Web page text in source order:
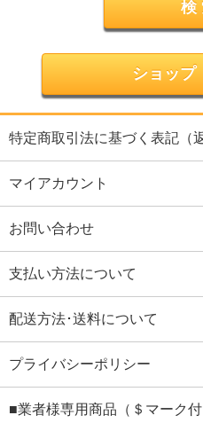
ショップ
特定商取引法に基づく表記（
マイアカウント
お問い合わせ
支払い方法について
配送方法･送料について
プライバシーポリシー
■業者様専用商品（＄マーク